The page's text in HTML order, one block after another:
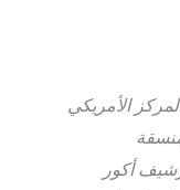
الأمريكي
من عام 2010، ومنسقة
أكور